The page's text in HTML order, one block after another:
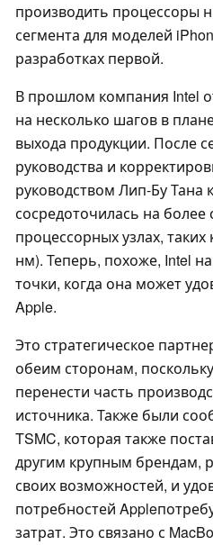
производить процессоры
сегмента для моделей
разработках первой.
В прошлом компания Intel
на несколько шагов в
выхода продукции. После
руководства и
руководством Лип-Бу Тана
сосредоточилась на
процессорных узлах, таких
нм). Теперь, похоже, Intel
точки, когда она может
Apple.
Это стратегическое
обеим сторонам,
перенести часть
источника. Также были
TSMC, которая также
другим крупным брендам,
своих возможностей, и
потребностей
затрат. Это связано с